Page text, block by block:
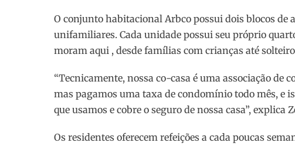
O conjunto habitacional Arbco possui dois blocos de
unifamiliares. Cada unidade possui seu próprio
moram aqui , desde famílias com crianças até
“Tecnicamente, nossa co-casa é uma associação de
mas pagamos uma taxa de condomínio todo mês, e
que usamos e cobre o seguro de nossa casa”, explica
Os residentes oferecem refeições a cada poucas